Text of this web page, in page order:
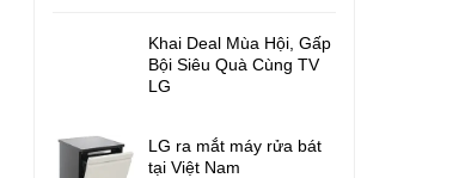
Khai Deal Mùa Hội, Gấp
Bội Siêu Quà Cùng TV
LG
LG ra mắt máy rửa bát
tại Việt Nam